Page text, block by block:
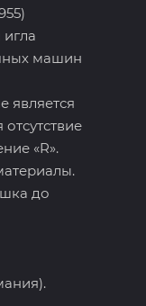
машин
является
«R».
до